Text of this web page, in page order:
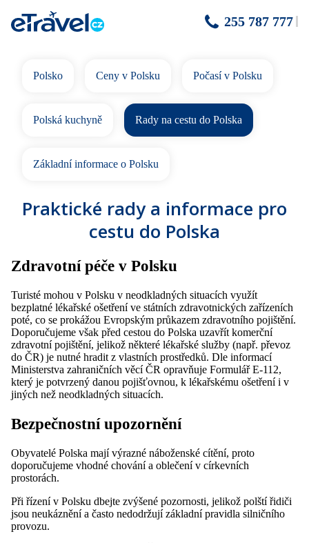
255 787 777
Polsko Ceny v Polsku Počasí v Polsku
Polská kuchyně Rady na cestu do Polska
Základní informace o Polsku
Praktické rady a informace pro
cestu do Polska
Zdravotní péče v Polsku
Turisté mohou v Polsku v neodkladných situacích využít
bezplatné lékařské ošetření ve státních zdravotnických zařízeních
poté, co se prokážou Evropským průkazem zdravotního pojištění.
Doporučujeme však před cestou do Polska uzavřít komerční
zdravotní pojištění, jelikož některé lékařské služby (např. převoz
do ČR) je nutné hradit z vlastních prostředků. Dle informací
Ministerstva zahraničních věcí ČR opravňuje Formulář E-112,
který je potvrzený danou pojišťovnou, k lékařskému ošetření i v
jiných než neodkladných situacích.
Bezpečnostní upozornění
Obyvatelé Polska mají výrazné náboženské cítění, proto
doporučujeme vhodné chování a oblečení v církevních
prostorách.
Při řízení v Polsku dbejte zvýšené pozornosti, jelikož polští řidiči
jsou neukáznění a často nedodržují základní pravidla silničního
provozu.